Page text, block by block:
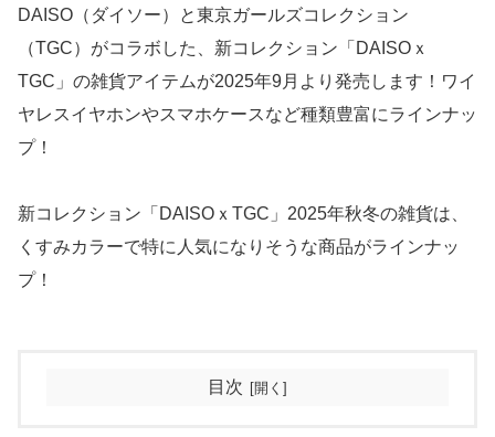
DAISO（ダイソー）と東京ガールズコレクション
（TGC）がコラボした、新コレクション「DAISOｘ
TGC」の雑貨アイテムが2025年9月より発売します！ワイ
ヤレスイヤホンやスマホケースなど種類豊富にラインナッ
プ！
新コレクション「DAISOｘTGC」2025年秋冬の雑貨は、
くすみカラーで特に人気になりそうな商品がラインナッ
プ！
目次